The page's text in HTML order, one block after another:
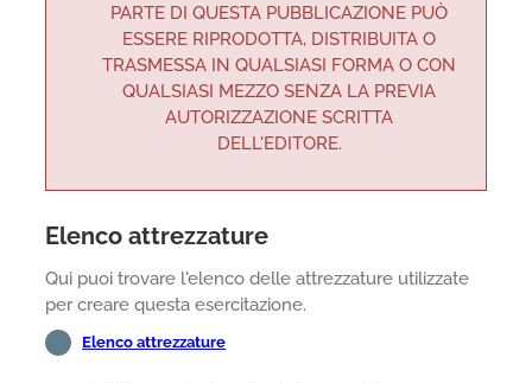
PARTE DI QUESTA PUBBLICAZIONE PUÒ
ESSERE RIPRODOTTA, DISTRIBUITA O
TRASMESSA IN QUALSIASI FORMA O CON
QUALSIASI MEZZO SENZA LA PREVIA
AUTORIZZAZIONE SCRITTA
DELL'EDITORE.
Elenco attrezzature
Qui puoi trovare l'elenco delle attrezzature utilizzate
per creare questa esercitazione.
Elenco attrezzature